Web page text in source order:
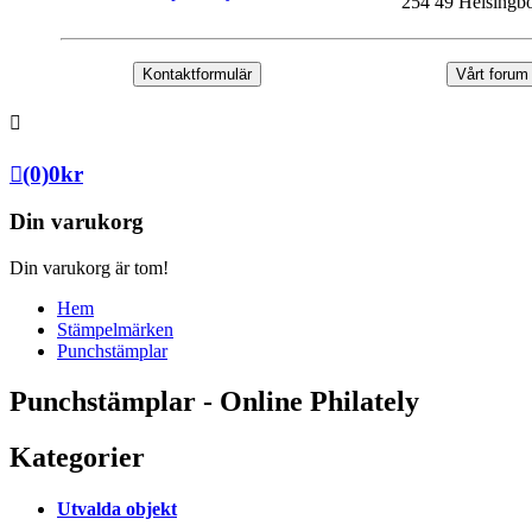
Kontaktformulär Vårt forum
(0)0kr
Din varukorg
Din varukorg är tom!
Hem
Stämpelmärken
Punchstämplar
Punchstämplar - Online Philately
Kategorier
Utvalda objekt